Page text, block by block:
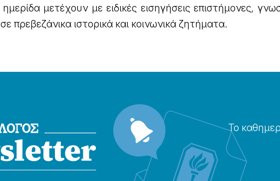
μετέχουν με ειδικές εισηγήσεις επιστήμονες,
πρεβεζάνικα ιστορικά και κοινωνικά ζητήματα.
Το